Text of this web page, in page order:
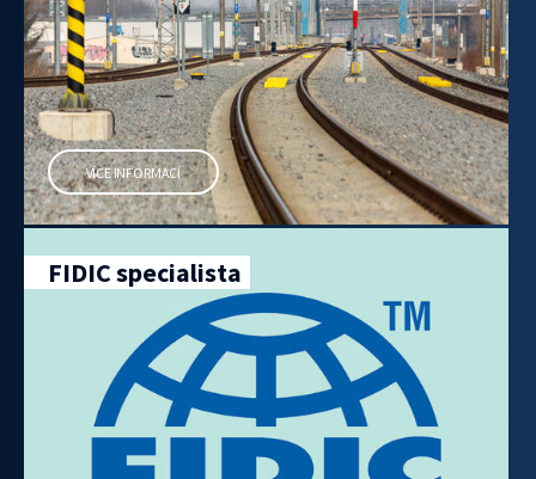
VÍCE INFORMACÍ
FIDIC specialista